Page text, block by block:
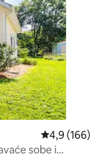
Prosječna
4,9 (166)
sobe i